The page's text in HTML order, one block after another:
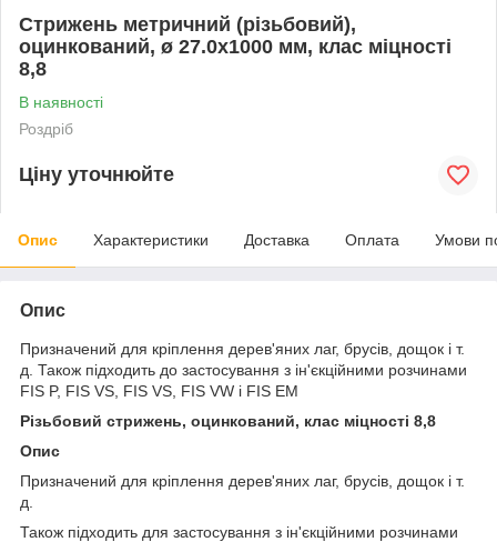
Стрижень метричний (різьбовий),
оцинкований, ø 27.0х1000 мм, клас міцності
8,8
В наявності
Роздріб
Ціну уточнюйте
Опис Характеристики Доставка Оплата Умови
Опис
Призначений для кріплення дерев'яних лаг, брусів, дощок і т.
д. Також підходить до застосування з ін'єкційними розчинами
FIS P, FIS VS, FIS VS, FIS VW і FIS EM
Різьбовий стрижень, оцинкований, клас міцності 8,8
Опис
Призначений для кріплення дерев'яних лаг, брусів, дощок і т.
д.
Також підходить для застосування з ін'єкційними розчинами